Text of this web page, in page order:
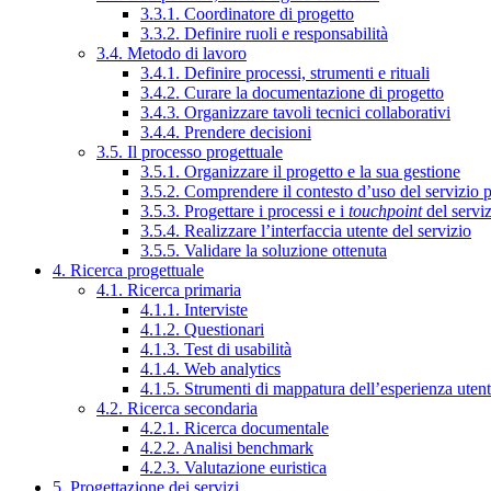
3.3.1. Coordinatore di progetto
3.3.2. Definire ruoli e responsabilità
3.4. Metodo di lavoro
3.4.1. Definire processi, strumenti e rituali
3.4.2. Curare la documentazione di progetto
3.4.3. Organizzare tavoli tecnici collaborativi
3.4.4. Prendere decisioni
3.5. Il processo progettuale
3.5.1. Organizzare il progetto e la sua gestione
3.5.2. Comprendere il contesto d’uso del servizio
3.5.3. Progettare i processi e i touchpointdel
3.5.4. Realizzare l’interfaccia utente del servizio
3.5.5. Validare la soluzione ottenuta
4. Ricerca progettuale
4.1. Ricerca primaria
4.1.1. Interviste
4.1.2. Questionari
4.1.3. Test di usabilità
4.1.4. Web analytics
4.1.5. Strumenti di mappatura dell’esperienza
4.2. Ricerca secondaria
4.2.1. Ricerca documentale
4.2.2. Analisi benchmark
4.2.3. Valutazione euristica
5. Progettazione dei servizi